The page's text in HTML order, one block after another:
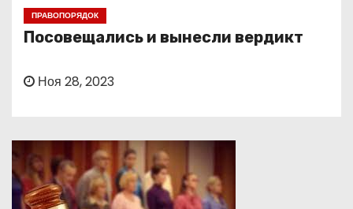
ПРАВОПОРЯДОК
Посовещались и вынесли вердикт
Ноя 28, 2023